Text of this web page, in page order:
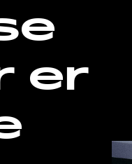
er